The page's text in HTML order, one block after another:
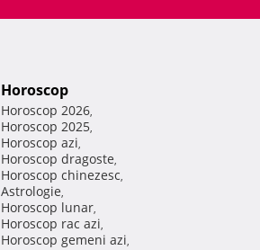
Horoscop
Horoscop 2026,
Horoscop 2025,
Horoscop azi,
Horoscop dragoste,
Horoscop chinezesc,
Astrologie,
Horoscop lunar,
Horoscop rac azi,
Horoscop gemeni azi,